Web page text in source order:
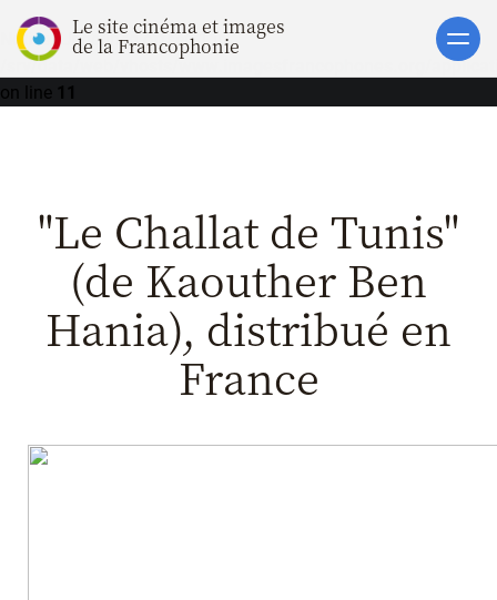
Notice : Undefined offset: 1 in
/srv/data/web/vhosts/www.imagesfrancophones.org/
on line 11
Le site cinéma et images
de la Francophonie Accueil
Actualités
La vie des films
La vie du secteur
Soutiens
Catalogue
Clap ACP
"Le Challat de Tunis"
(de Kaouther Ben
Hania), distribué en
France